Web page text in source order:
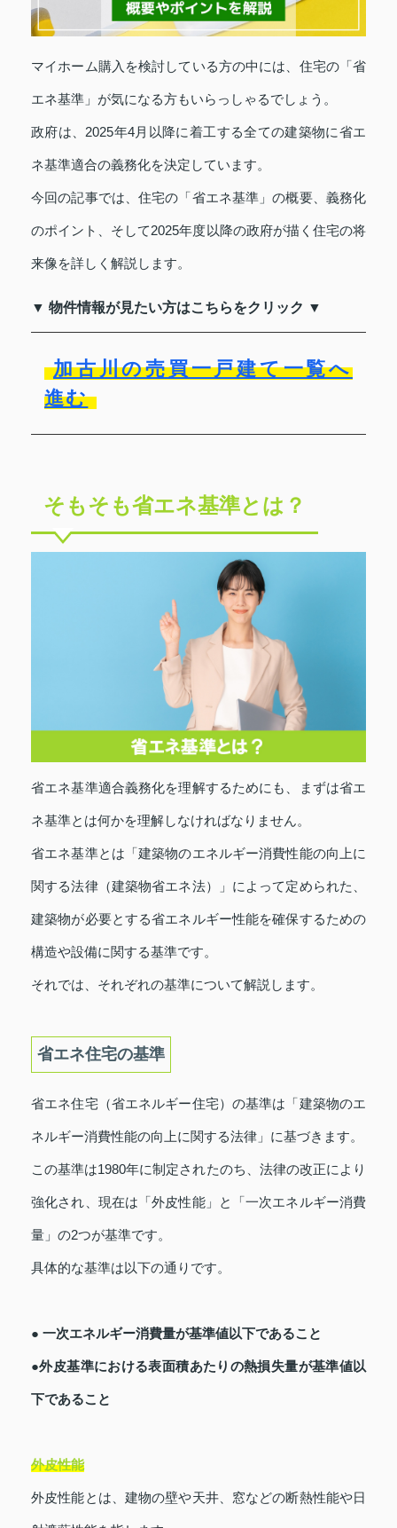
マイホーム購入を検討している方の中には、住宅の「省
エネ基準」が気になる方もいらっしゃるでしょう。
政府は、2025年4月以降に着工する全ての建築物に省エ
ネ基準適合の義務化を決定しています。
今回の記事では、住宅の「省エネ基準」の概要、義務化
のポイント、そして2025年度以降の政府が描く住宅の将
来像を詳しく解説します。
▼ 物件情報が見たい方はこちらをクリック ▼
加古川の売買一戸建て一覧へ
進む
そもそも省エネ基準とは？
省エネ基準適合義務化を理解するためにも、まずは省エ
ネ基準とは何かを理解しなければなりません。
省エネ基準とは「建築物のエネルギー消費性能の向上に
関する法律（建築物省エネ法）」によって定められた、
建築物が必要とする省エネルギー性能を確保するための
構造や設備に関する基準です。
それでは、それぞれの基準について解説します。
省エネ住宅の基準
省エネ住宅（省エネルギー住宅）の基準は「建築物のエ
ネルギー消費性能の向上に関する法律」に基づきます。
この基準は1980年に制定されたのち、法律の改正により
強化され、現在は「外皮性能」と「一次エネルギー消費
量」の2つが基準です。
具体的な基準は以下の通りです。
● 一次エネルギー消費量が基準値以下であること
●外皮基準における表面積あたりの熱損失量が基準値以
下であること
外皮性能
外皮性能とは、建物の壁や天井、窓などの断熱性能や日